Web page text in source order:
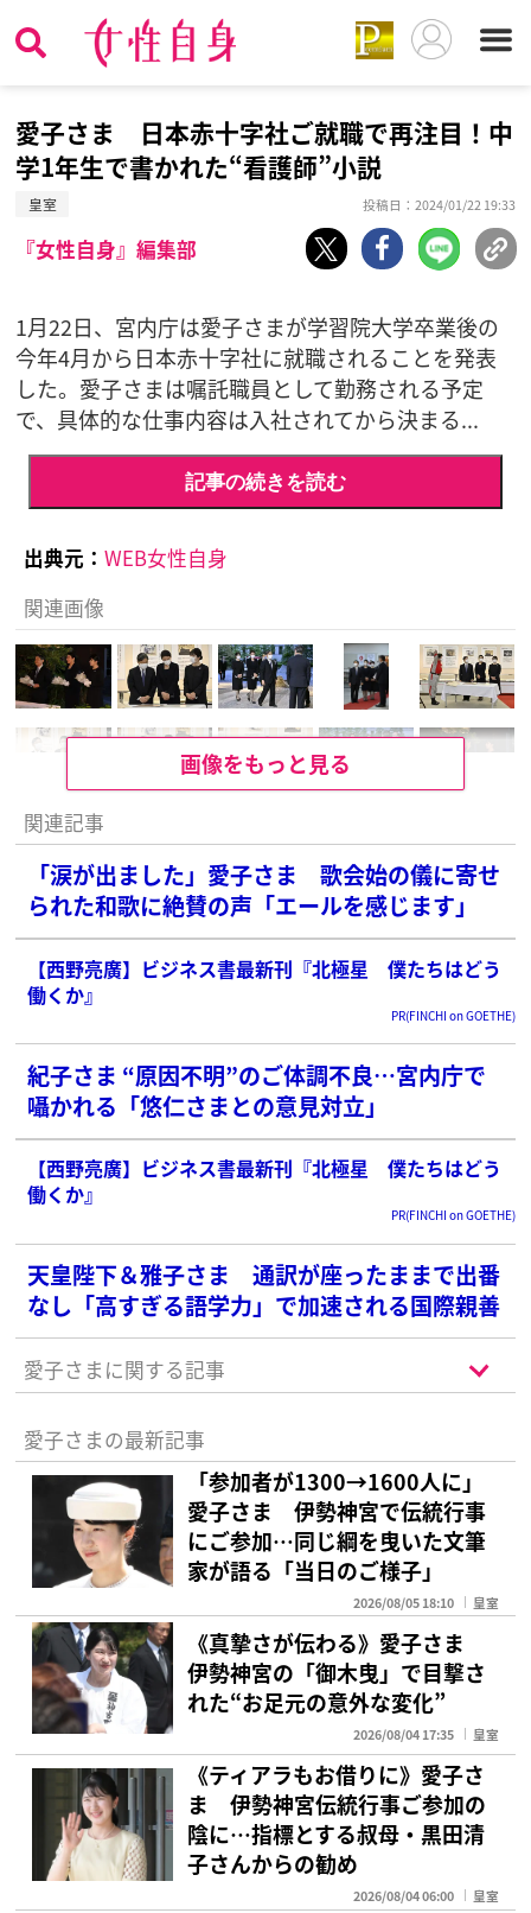
愛子さま 日本赤十字社ご就職で再注目！中
学1年生で書かれた“看護師”小説
皇室 投稿日：2024/01/22 19:33
『女性自身』編集部
1月22日、宮内庁は愛子さまが学習院大学卒業後の
今年4月から日本赤十字社に就職されることを発表
した。愛子さまは嘱託職員として勤務される予定
で、具体的な仕事内容は入社されてから決まる...
記事の続きを読む
出典元： WEB女性自身
関連画像
画像をもっと見る
関連記事
「涙が出ました」愛子さま 歌会始の儀に寄せ
られた和歌に絶賛の声「エールを感じます」
【西野亮廣】ビジネス書最新刊『北極星 僕たちはどう
働くか』
PR(FINCHI on GOETHE)
紀子さま “原因不明”のご体調不良…宮内庁で
囁かれる「悠仁さまとの意見対立」
【西野亮廣】ビジネス書最新刊『北極星 僕たちはどう
働くか』
PR(FINCHI on GOETHE)
天皇陛下＆雅子さま 通訳が座ったままで出番
なし「高すぎる語学力」で加速される国際親善
愛子さまに関する記事
愛子さまの最新記事
「参加者が1300→1600人に」
愛子さま 伊勢神宮で伝統行事
にご参加…同じ綱を曳いた文筆
家が語る「当日のご様子」
2026/08/05 18:10 皇室
《真摯さが伝わる》愛子さま
伊勢神宮の「御木曳」で目撃さ
れた“お足元の意外な変化”
2026/08/04 17:35 皇室
《ティアラもお借りに》愛子さ
ま 伊勢神宮伝統行事ご参加の
陰に…指標とする叔母・黒田清
子さんからの勧め
2026/08/04 06:00 皇室